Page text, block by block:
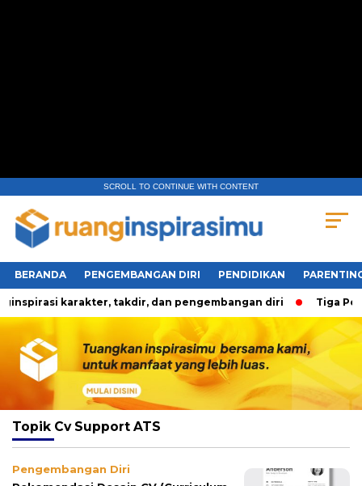
SCROLL TO CONTINUE WITH CONTENT
BERANDA PENGEMBANGAN DIRI PENDIDIKAN
karakter, takdir, dan pengembangan diri Tiga
Topik Cv Support ATS
Pengembangan Diri